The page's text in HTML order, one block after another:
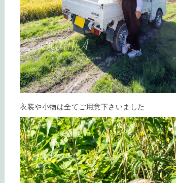
衣装や小物は全てご用意下さいました